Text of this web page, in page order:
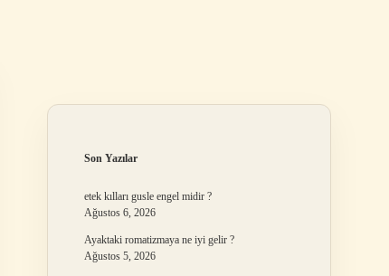
Son Yazılar
etek kılları gusle engel midir ?
Ağustos 6, 2026
Ayaktaki romatizmaya ne iyi gelir ?
Ağustos 5, 2026